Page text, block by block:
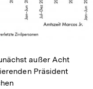
außer Acht
Präsident